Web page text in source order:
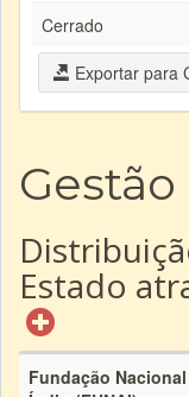
Cerrado
Exportar para
Gestão
Estado
Fundação